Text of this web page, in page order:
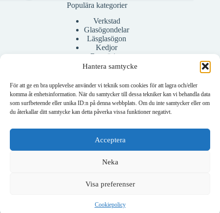
Hantera samtycke
För att ge en bra upplevelse använder vi teknik som cookies för att lagra och/eller
komma åt enhetsinformation. När du samtycker till dessa tekniker kan vi behandla data
som surfbeteende eller unika ID:n på denna webbplats. Om du inte samtycker eller om
du återkallar ditt samtycke kan detta påverka vissa funktioner negativt.
Acceptera
Neka
Visa preferenser
Cookiepolicy
Populära kategorier
Verkstad
Glasögondelar
Läsglasögon
Kedjor
Rengöring
Bågar
Konto
Om företaget
Om oss
Kontakta oss